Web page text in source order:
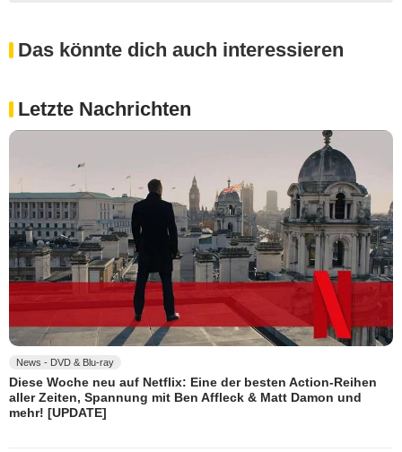
Das könnte dich auch interessieren
Letzte Nachrichten
News - DVD & Blu-ray
Diese Woche neu auf Netflix: Eine der besten Action-Reihen
aller Zeiten, Spannung mit Ben Affleck & Matt Damon und
mehr! [UPDATE]